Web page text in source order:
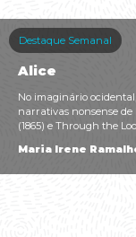
Destaque Semanal
Alice
No imaginário
narrativas nonsense de
(1865) e Through the
Maria Irene